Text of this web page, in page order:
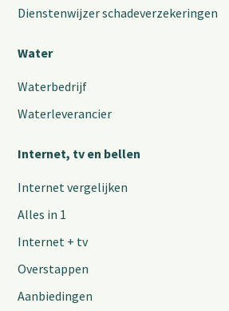
Dienstenwijzer schadeverzekeringen
Water
Waterbedrijf
Waterleverancier
Internet, tv en bellen
Internet vergelijken
Alles in 1
Internet + tv
Overstappen
Aanbiedingen